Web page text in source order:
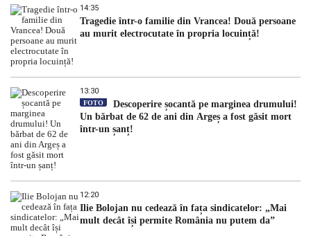
14:35
Tragedie într-o familie din Vrancea! Două persoane
au murit electrocutate în propria locuință!
13:30
FOTO
Descoperire șocantă pe marginea drumului!
Un bărbat de 62 de ani din Argeș a fost găsit mort
într-un șanț!
12:20
Ilie Bolojan nu cedează în fața sindicatelor: „Mai
mult decât își permite România nu putem da”